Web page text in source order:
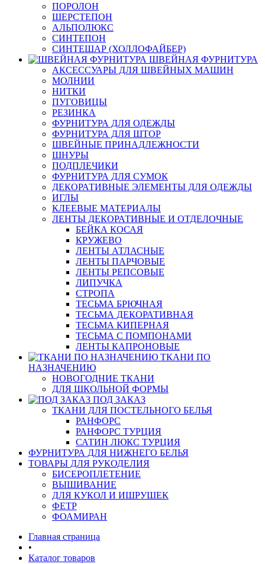
ПОРОЛОН
ШЕРСТЕПОН
АЛЬПОЛЮКС
СИНТЕПОН
СИНТЕШАР (ХОЛЛОФАЙБЕР)
ШВЕЙНАЯ ФУРНИТУРА
АКСЕССУАРЫ ДЛЯ ШВЕЙНЫХ МАШИН
МОЛНИИ
НИТКИ
ПУГОВИЦЫ
РЕЗИНКА
ФУРНИТУРА ДЛЯ ОДЕЖДЫ
ФУРНИТУРА ДЛЯ ШТОР
ШВЕЙНЫЕ ПРИНАДЛЕЖНОСТИ
ШНУРЫ
ПОДПЛЕЧИКИ
ФУРНИТУРА ДЛЯ СУМОК
ДЕКОРАТИВНЫЕ ЭЛЕМЕНТЫ ДЛЯ ОДЕЖДЫ
ИГЛЫ
КЛЕЕВЫЕ МАТЕРИАЛЫ
ЛЕНТЫ ДЕКОРАТИВНЫЕ И ОТДЕЛОЧНЫЕ
БЕЙКА КОСАЯ
КРУЖЕВО
ЛЕНТЫ АТЛАСНЫЕ
ЛЕНТЫ ПАРЧОВЫЕ
ЛЕНТЫ РЕПСОВЫЕ
ЛИПУЧКА
СТРОПА
ТЕСЬМА БРЮЧНАЯ
ТЕСЬМА ДЕКОРАТИВНАЯ
ТЕСЬМА КИПЕРНАЯ
ТЕСЬМА С ПОМПОНАМИ
ЛЕНТЫ КАПРОНОВЫЕ
ТКАНИ ПО
НАЗНАЧЕНИЮ
НОВОГОДНИЕ ТКАНИ
ДЛЯ ШКОЛЬНОЙ ФОРМЫ
ПОД ЗАКАЗ
ТКАНИ ДЛЯ ПОСТЕЛЬНОГО БЕЛЬЯ
РАНФОРС
РАНФОРС ТУРЦИЯ
САТИН ЛЮКС ТУРЦИЯ
ФУРНИТУРА ДЛЯ НИЖНЕГО БЕЛЬЯ
ТОВАРЫ ДЛЯ РУКОДЕЛИЯ
БИСЕРОПЛЕТЕНИЕ
ВЫШИВАНИЕ
ДЛЯ КУКОЛ И ИШРУШЕК
ФЕТР
ФОАМИРАН
Главная страница
•
Каталог товаров